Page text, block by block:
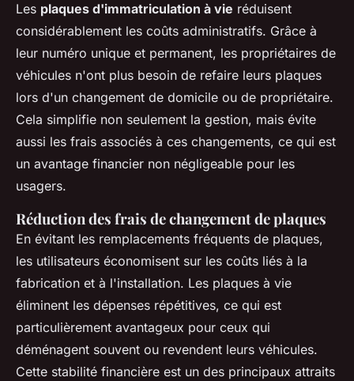
Les plaques d'immatriculation à vie réduisent
considérablement les coûts administratifs. Grâce à
leur numéro unique et permanent, les propriétaires de
véhicules n'ont plus besoin de refaire leurs plaques
lors d'un changement de domicile ou de propriétaire.
Cela simplifie non seulement la gestion, mais évite
aussi les frais associés à ces changements, ce qui est
un avantage financier non négligeable pour les
usagers.
Réduction des frais de changement de plaques
En évitant les remplacements fréquents de plaques,
les utilisateurs économisent sur les coûts liés à la
fabrication et à l'installation. Les plaques à vie
éliminent les dépenses répétitives, ce qui est
particulièrement avantageux pour ceux qui
déménagent souvent ou revendent leurs véhicules.
Cette stabilité financière est un des principaux attraits